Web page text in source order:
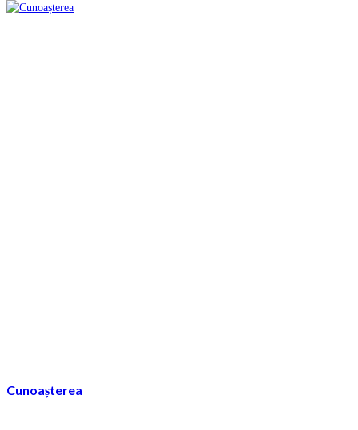
Cunoașterea